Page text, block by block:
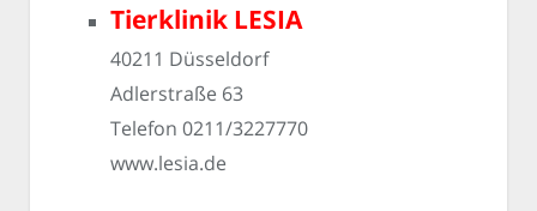
Tierklinik LESIA
40211 Düsseldorf
Adlerstraße 63
Telefon 0211/3227770
www.lesia.de